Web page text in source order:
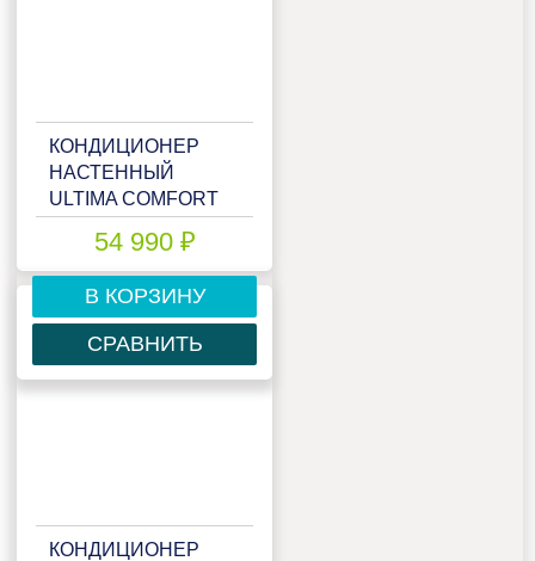
КОНДИЦИОНЕР
НАСТЕННЫЙ
ULTIMA COMFORT
54 990 ₽
В КОРЗИНУ
СРАВНИТЬ
КОНДИЦИОНЕР